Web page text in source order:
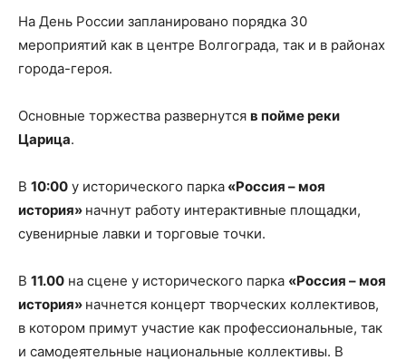
На День России запланировано порядка 30
мероприятий как в центре Волгограда, так и в районах
города-героя.
Основные торжества развернутся в пойме реки
Царица.
В 10:00 у исторического парка «Россия – моя
история» начнут работу интерактивные площадки,
сувенирные лавки и торговые точки.
В 11.00 на сцене у исторического парка «Россия – моя
история» начнется концерт творческих коллективов,
в котором примут участие как профессиональные, так
и самодеятельные национальные коллективы. В